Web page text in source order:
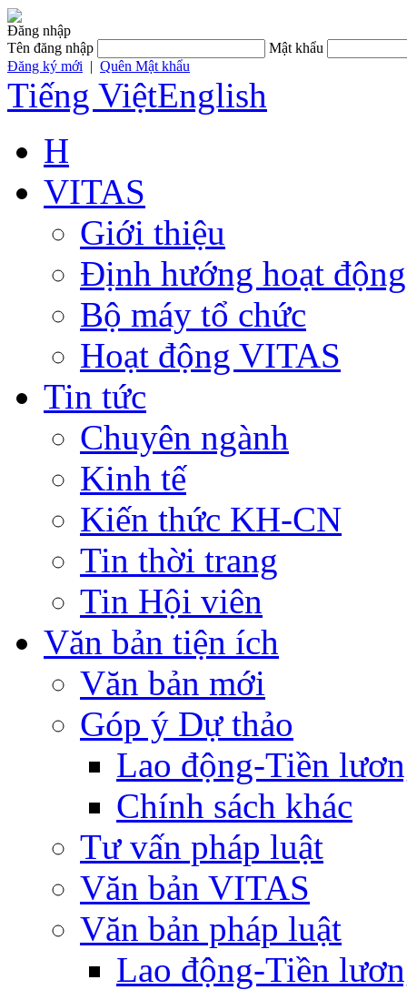
Đăng nhập
Tên đăng nhập
Mật khẩu
Đăng ký mới | Quên Mật khẩu
Tiếng ViệtEnglish
H
VITAS
Giới thiệu
Định hướng hoạt động
Bộ máy tổ chức
Hoạt động VITAS
Tin tức
Chuyên ngành
Kinh tế
Kiến thức KH-CN
Tin thời trang
Tin Hội viên
Văn bản tiện ích
Văn bản mới
Góp ý Dự thảo
Lao động-Tiền
Chính sách khác
Tư vấn pháp luật
Văn bản VITAS
Văn bản pháp luật
Lao động-Tiền